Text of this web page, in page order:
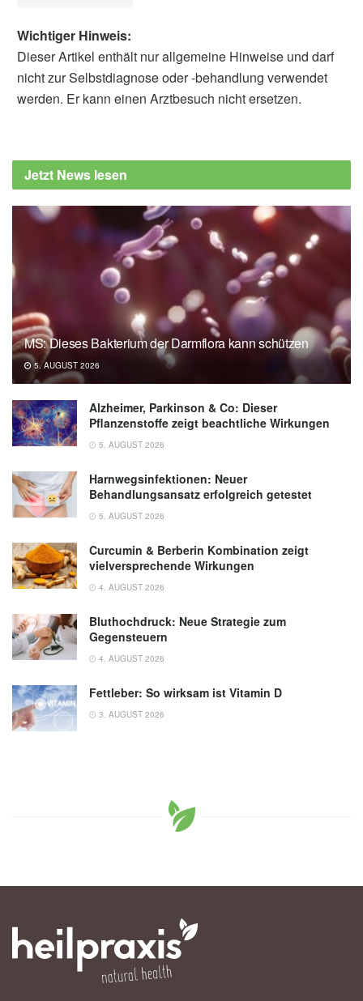
belastet (veröffentlicht: 09.12.2021),
foodwatch.org
foodwatch e. v.: Toxische Mineralöle in
Lebensmitteln, Testergebnisse 2021 (PDF,
Stand: Dezember 2021), foodwatch.org
Bundesinstitut für Risikobewertung: Fragen
und Antworten zu Mineralölbestandteilen in
Lebensmitteln (Stand: 8. Dezember 2020),
bfr.bund.de
EFSA: Mineralöl-Kohlenwasserstoffe (Abruf:
10.12.2021),efsa.europa.eu
Wichtiger Hinweis:
Dieser Artikel enthält nur allgemeine Hinweise und darf
nicht zur Selbstdiagnose oder -behandlung verwendet
werden. Er kann einen Arztbesuch nicht ersetzen.
Jetzt News lesen
MS: Dieses Bakterium der Darmflora kann schützen
5. AUGUST 2026
Alzheimer, Parkinson & Co: Dieser
Pflanzenstoffe zeigt beachtliche Wirkungen
5. AUGUST 2026
Harnwegsinfektionen: Neuer
Behandlungsansatz erfolgreich getestet
5. AUGUST 2026
Curcumin & Berberin Kombination zeigt
vielversprechende Wirkungen
4. AUGUST 2026
Bluthochdruck: Neue Strategie zum
Gegensteuern
4. AUGUST 2026
Fettleber: So wirksam ist Vitamin D
3. AUGUST 2026